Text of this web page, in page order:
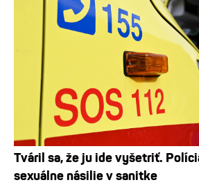
Tváril sa, že ju ide vyšetriť.
sexuálne násilie v sanitke